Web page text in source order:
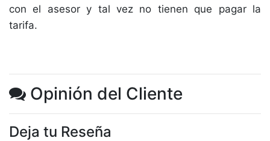
con el asesor y tal vez no tienen que pagar la
tarifa.
Opinión del Cliente
Deja tu Reseña